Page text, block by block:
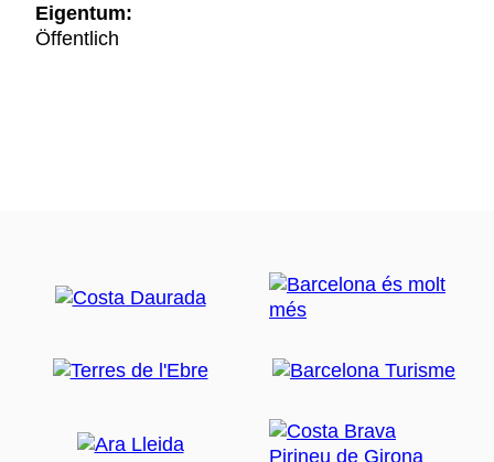
Eigentum:
Öffentlich